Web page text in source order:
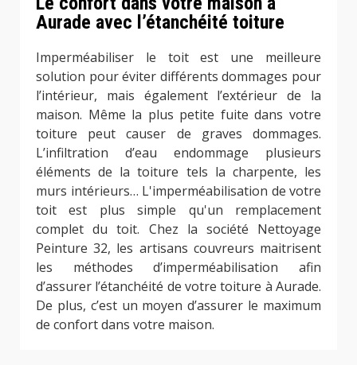
Aurade avec l’étanchéité toiture
Imperméabiliser le toit est une meilleure
solution pour éviter différents dommages pour
l’intérieur, mais également l’extérieur de la
maison. Même la plus petite fuite dans votre
toiture peut causer de graves dommages.
L’infiltration d’eau endommage plusieurs
éléments de la toiture tels la charpente, les
murs intérieurs… L'imperméabilisation de votre
toit est plus simple qu'un remplacement
complet du toit. Chez la société Nettoyage
Peinture 32, les artisans couvreurs maitrisent
les méthodes d’imperméabilisation afin
d’assurer l’étanchéité de votre toiture à Aurade.
De plus, c’est un moyen d’assurer le maximum
de confort dans votre maison.